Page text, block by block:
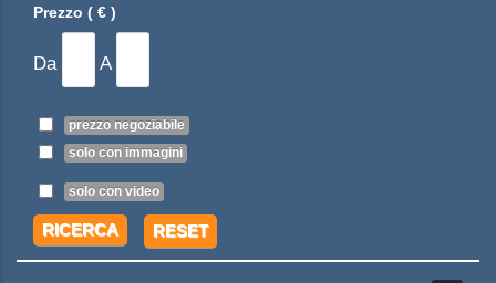
Prezzo ( € )
Da A
prezzo negoziabile
solo con immagini
solo con video
RICERCA RESET